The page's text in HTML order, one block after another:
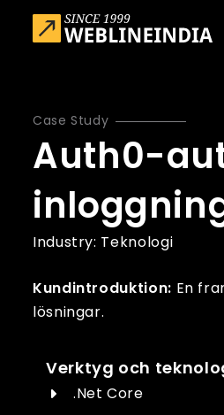
Skip to main content
Case Study
Auth0-
Industry: Teknologi
Kundintroduktion: En
lösningar.
Verktyg och
.Net Core